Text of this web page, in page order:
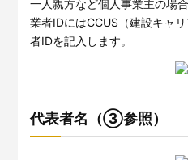
一人親方など個人事業主の場
業者IDにはCCUS（建設キャ
者IDを記入します。
代表者名（③参照）